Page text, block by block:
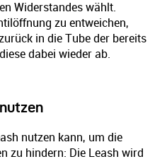
Widerstandes wählt.
zu entweichen,
in die Tube der bereits
dabei wieder ab.
nutzen kann, um die
zu hindern: Die Leash wird